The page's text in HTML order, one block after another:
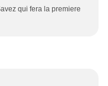
qui fera la premiere